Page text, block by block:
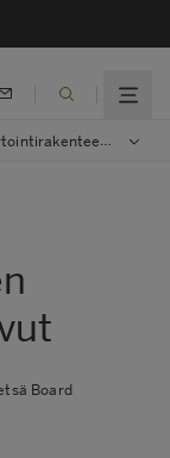
mukaiset historialuvut
Board